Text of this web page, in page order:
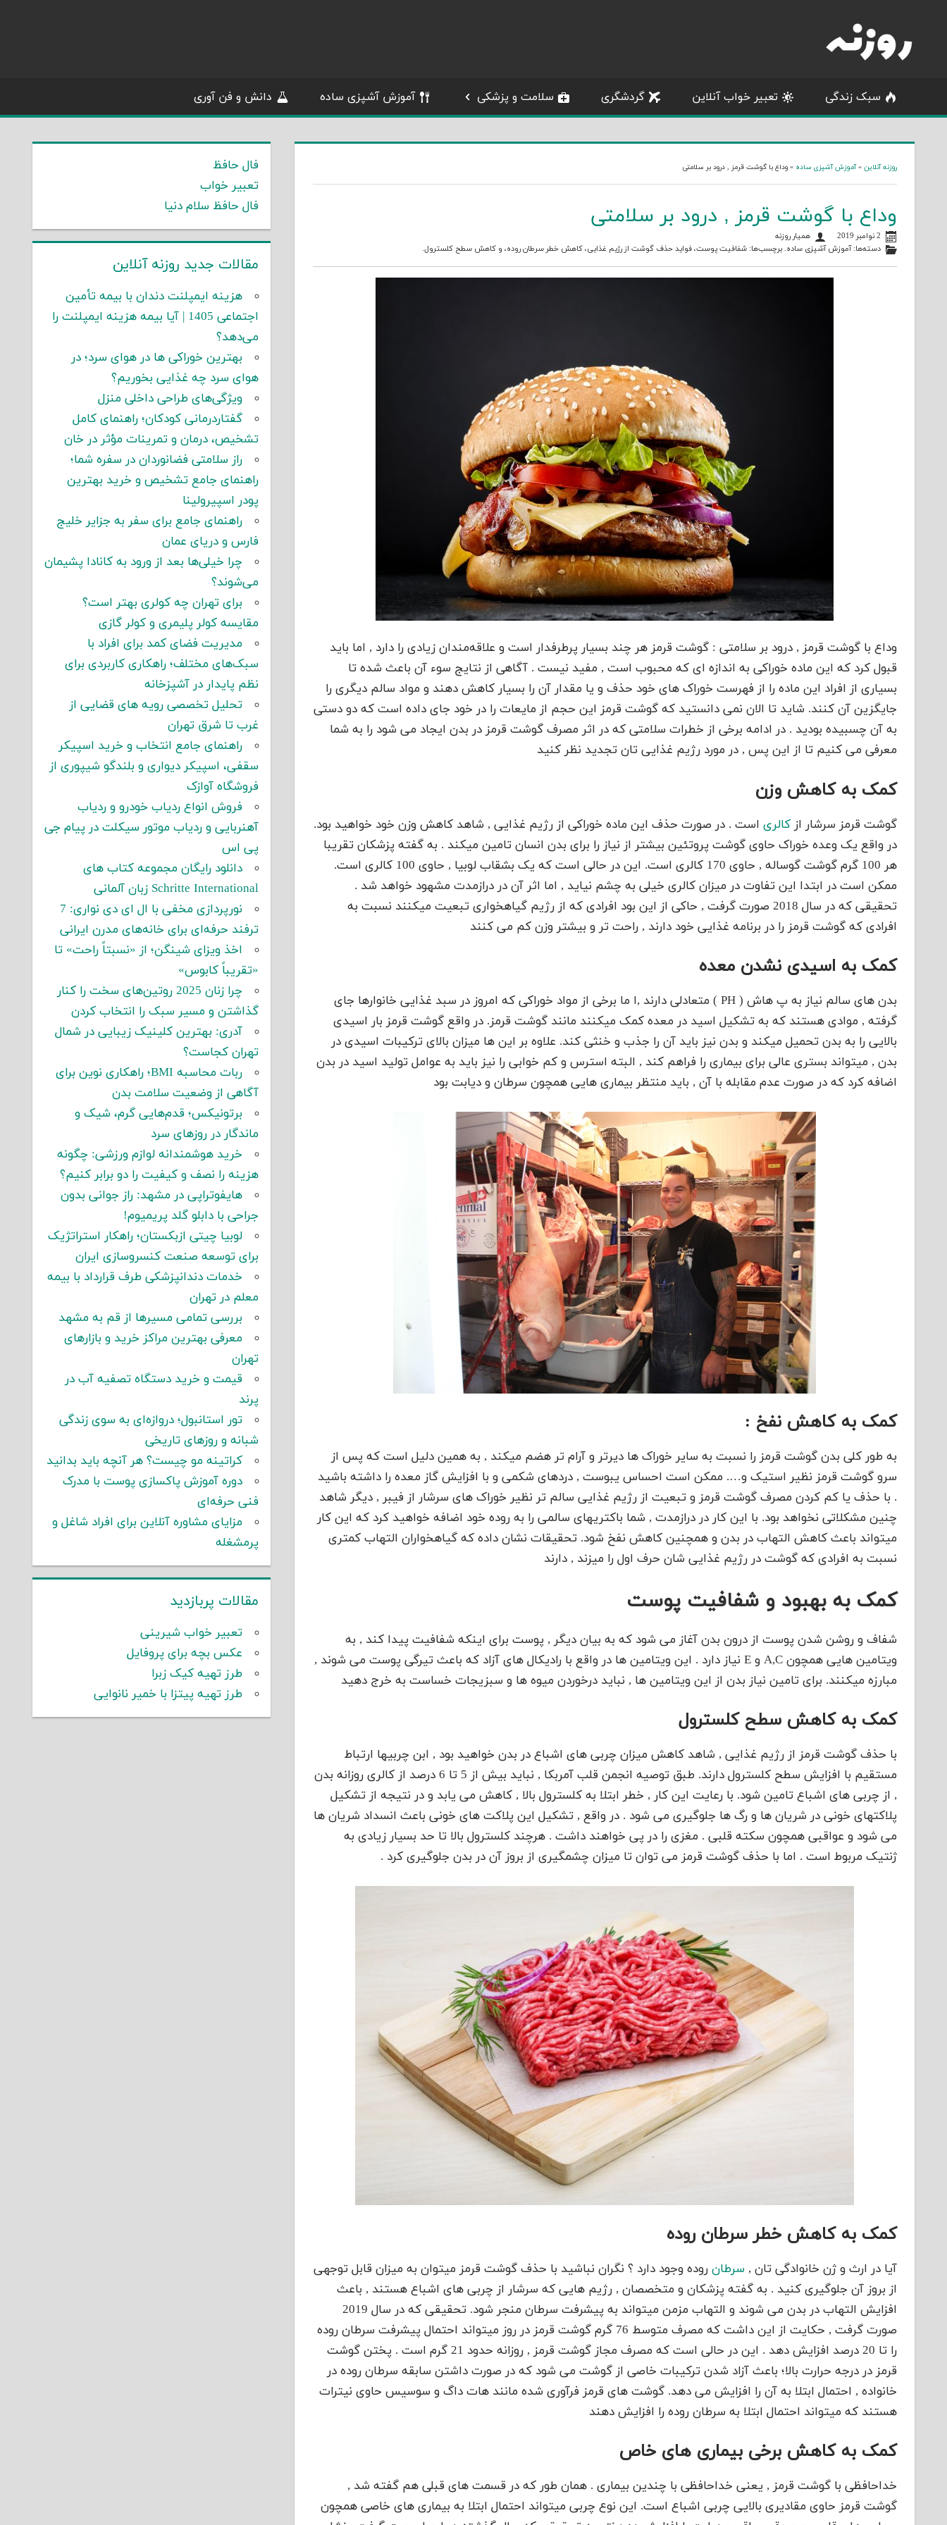
content
سبک زندگی تعبیر خواب آنلاین گردشگری سلامت و پزشکی آموزش آشپزی ساده دانش و فن آوری
روزنه آنلاین »آموزش آشپزی ساده »وداع با گوشت قرمز , درود بر سلامتی
وداع با گوشت قرمز , درود بر سلامتی
2 نوامبر 2019
همیار روزنه
دسته‌ها:آموزش آشپزی ساده. برچسب‌ها: شفافیت پوست، فواید حذف گوشت از رژیم غذایی، کاهش خطر سرطان روده، و کاهش سطح کلسترول.
وداع با گوشت قرمز , درود بر سلامتی : گوشت قرمز هر چند بسیار پرطرفدار است و علاقه‌مندان زیادی را دارد , اما باید
قبول کرد که این ماده خوراکی به اندازه ای که محبوب است , مفید نیست . آگاهی از نتایج سوء آن باعث شده تا
بسیاری از افراد این ماده را از فهرست خوراک های خود حذف و یا مقدار آن را بسیار کاهش دهند و مواد سالم دیگری را
جایگزین آن کنند. شاید تا الان نمی دانستید که گوشت قرمز این حجم از مایعات را در خود جای داده است که دو دستی
به آن چسبیده بودید . در ادامه برخی از خطرات سلامتی که در اثر مصرف گوشت قرمز در بدن ایجاد می شود را به شما
معرفی می کنیم تا از این پس , در مورد رژیم غذایی تان تجدید نظر کنید
کمک به کاهش وزن
گوشت قرمز سرشار ازکالری است . در صورت حذف این ماده خوراکی از رژیم غذایی , شاهد کاهش وزن خود خواهید بود.
در واقع یک وعده خوراک حاوی گوشت پروتئین بیشتر از نیاز را برای بدن انسان تامین میکند . به گفته پزشکان تقریبا
هر 100 گرم گوشت گوساله , حاوی 170 کالری است. این در حالی است که یک بشقاب لوبیا , حاوی 100 کالری است.
ممکن است در ابتدا این تفاوت در میزان کالری خیلی به چشم نیاید , اما اثر آن در درازمدت مشهود خواهد شد .
تحقیقی که در سال 2018 صورت گرفت , حاکی از این بود افرادی که از رژیم گیاهخواری تبعیت میکنند نسبت به
افرادی که گوشت قرمز را در برنامه غذایی خود دارند , راحت تر و بیشتر وزن کم می کنند
کمک به اسیدی نشدن معده
بدن های سالم نیاز به پ هاش ( PH ) متعادلی دارند ,ا ما برخی از مواد خوراکی که امروز در سبد غذایی خانوارها جای
گرفته , موادی هستند که به تشکیل اسید در معده کمک میکنند مانند گوشت قرمز. در واقع گوشت قرمز بار اسیدی
بالایی را به بدن تحمیل میکند و بدن نیز باید آن را جذب و خنثی کند. علاوه بر این ها میزان بالای ترکیبات اسیدی در
بدن , میتواند بستری عالی برای بیماری را فراهم کند , البته استرس و کم خوابی را نیز باید به عوامل تولید اسید در بدن
اضافه کرد که در صورت عدم مقابله با آن , باید منتظر بیماری هایی همچون سرطان و دیابت بود
کمک به کاهش نفخ :
به طور کلی بدن گوشت قرمز را نسبت به سایر خوراک ها دیرتر و آرام تر هضم میکند , به همین دلیل است که پس از
سرو گوشت قرمز نظیر استیک و…. ممکن است احساس یبوست , دردهای شکمی و با افزایش گاز معده را داشته باشید
. با حذف یا کم کردن مصرف گوشت قرمز و تبعیت از رژیم غذایی سالم تر نظیر خوراک های سرشار از فیبر , دیگر شاهد
چنین مشکلاتی نخواهد بود. با این کار در درازمدت , شما باکتریهای سالمی را به روده خود اضافه خواهید کرد که این کار
میتواند باعث کاهش التهاب در بدن و همچنین کاهش نفخ شود. تحقیقات نشان داده که گیاهخواران التهاب کمتری
نسبت به افرادی که گوشت در رژیم غذایی شان حرف اول را میزند , دارند
کمک به بهبود و شفافیت پوست
شفاف و روشن شدن پوست از درون بدن آغاز می شود که به بیان دیگر , پوست برای اینکه شفافیت پیدا کند , به
ویتامین هایی همچون A,C و E نیاز دارد . این ویتامین ها در واقع با رادیکال های آزاد که باعث تیرگی پوست می شوند ,
مبارزه میکنند. برای تامین نیاز بدن از این ویتامین ها , نباید درخوردن میوه ها و سبزیجات خساست به خرج دهید
کمک به کاهش سطح کلسترول
با حذف گوشت قرمز از رژیم غذایی , شاهد کاهش میزان چربی های اشباع در بدن خواهید بود , ابن چربیها ارتباط
مستقیم با افزایش سطح کلسترول دارند. طبق توصیه انجمن قلب آمربکا , نباید بیش از 5 تا 6 درصد از کالری روزانه بدن
, از چربی های اشباع تامین شود. با رعایت این کار , خطر ابتلا به کلسترول بالا , کاهش می یابد و در نتیجه از تشکیل
پلاکتهای خونی در شریان ها و رگ ها جلوگیری می شود . در واقع , تشکیل این پلاکت های خونی باعث انسداد شریان ها
می شود و عواقبی همچون سکته قلبی . مغزی را در پی خواهند داشت . هرچند کلسترول بالا تا حد بسیار زیادی به
ژنتیک مربوط است . اما با حذف گوشت قرمز می توان تا میزان چشمگیری از بروز آن در بدن جلوگیری کرد .
کمک به کاهش خطر سرطان روده
آیا در ارث و ژن خانوادگی تان , سرطان روده وجود دارد ؟ نگران نباشید با حذف گوشت قرمز میتوان به میزان قابل توجهی
از بروز آن جلوگیری کنید . به گفته پزشکان و متخصصان , رژیم هایی که سرشار از چربی های اشباع هستند , باعث
افزایش التهاب در بدن می شوند و التهاب مزمن میتواند به پیشرفت سرطان منجر شود. تحقیقی که در سال 2019
صورت گرفت , حکایت از این داشت که مصرف متوسط 76 گرم گوشت قرمز در روز میتواند احتمال پیشرفت سرطان روده
را تا 20 درصد افزایش دهد . این در حالی است که مصرف مجاز گوشت قرمز , روزانه حدود 21 گرم است . پختن گوشت
قرمز در درجه حرارت بالا؛ باعث آزاد شدن ترکیبات خاصی از گوشت می شود که در صورت داشتن سابقه سرطان روده در
خانواده , احتمال ابتلا به آن را افزایش می دهد. گوشت های قرمز فرآوری شده مانند هات داگ و سوسیس حاوی نیترات
هستند که میتواند احتمال ابتلا به سرطان روده را افزایش دهند
کمک به کاهش برخی بیماری های خاص
خداحافظی با گوشت قرمز , یعنی خداحافظی با چندین بیماری . همان طور که در قسمت های قبلی هم گفته شد ,
گوشت قرمز حاوی مقادیری بالایی چربی اشباع است. این نوع چربی میتواند احتمال ابتلا به بیماری های خاصی همچون
فال حافظ
تعبیر خواب
فال حافظ سلام دنیا
مقالات جدید روزنه آنلاین
هزینه ایمپلنت دندان با بیمه تأمین
اجتماعی 1405 | آیا بیمه هزینه ایمپلنت را
می‌دهد؟
بهترین خوراکی ها در هوای سرد؛ در
هوای سرد چه غذایی بخوریم؟
ویژگی‌های طراحی داخلی منزل
گفتاردرمانی کودکان؛ راهنمای کامل
تشخیص، درمان و تمرینات مؤثر در خان
راز سلامتی فضانوردان در سفره شما؛
راهنمای جامع تشخیص و خرید بهترین
پودر اسپیرولینا
راهنمای جامع برای سفر به جزایر خلیج
فارس و دریای عمان
چرا خیلی‌ها بعد از ورود به کانادا پشیمان
می‌شوند؟
برای تهران چه کولری بهتر است؟
مقایسه کولر پلیمری و کولر گازی
مدیریت فضای کمد برای افراد با
سبک‌های مختلف؛ راهکاری کاربردی برای
نظم پایدار در آشپزخانه
تحلیل تخصصی رویه های قضایی از
غرب تا شرق تهران
راهنمای جامع انتخاب و خرید اسپیکر
سقفی، اسپیکر دیواری و بلندگو شیپوری از
فروشگاه آوازک
فروش انواع ردیاب خودرو و ردیاب
آهنربایی و ردیاب موتور سیکلت در پیام جی
پی اس
دانلود رایگان مجموعه کتاب های
Schritte International زبان آلمانی
نورپردازی مخفی با ال ای دی نواری: 7
ترفند حرفه‌ای برای خانه‌های مدرن ایرانی
اخذ ویزای شینگن؛ از «نسبتاً راحت» تا
«تقریباً کابوس»
چرا زنان 2025 روتین‌های سخت را کنار
گذاشتن و مسیر سبک را انتخاب کردن
آدری: بهترین کلینیک زیبایی در شمال
تهران کجاست؟
ربات محاسبه BMI؛ راهکاری نوین برای
آگاهی از وضعیت سلامت بدن
برتونیکس؛ قدم‌هایی گرم، شیک و
ماندگار در روزهای سرد
خرید هوشمندانه لوازم ورزشی: چگونه
هزینه را نصف و کیفیت را دو برابر کنیم؟
هایفوتراپی در مشهد: راز جوانی بدون
جراحی با دابلو گلد پریمیوم!
لوبیا چیتی ازبکستان؛ راهکار استراتژیک
برای توسعه صنعت کنسروسازی ایران
خدمات دندانپزشکی طرف قرارداد با بیمه
معلم در تهران
بررسی تمامی مسیرها از قم به مشهد
معرفی بهترین مراکز خرید و بازارهای
تهران
قیمت و خرید دستگاه تصفیه آب در
پرند
تور استانبول؛ دروازه‌ای به سوی زندگی
شبانه و روزهای تاریخی
کراتینه مو چیست؟ هر آنچه باید بدانید
دوره آموزش پاکسازی پوست با مدرک
فنی حرفه‌ای
مزایای مشاوره آنلاین برای افراد شاغل و
پرمشغله
مقالات پربازدید
تعبیر خواب شیرینی
عکس بچه برای پروفایل
طرز تهیه کیک زبرا
طرز تهیه پیتزا با خمیر نانوایی